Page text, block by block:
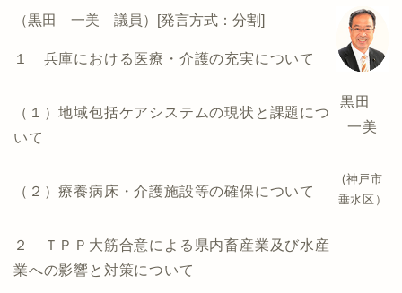
（黒田 一美 議員）[発言方式：分割]
１ 兵庫における医療・介護の充実について
（１）地域包括ケアシステムの現状と課題につ
いて
（２）療養病床・介護施設等の確保について
２ ＴＰＰ大筋合意による県内畜産業及び水産
業への影響と対策について
黒田
一美
(神戸市
垂水区）